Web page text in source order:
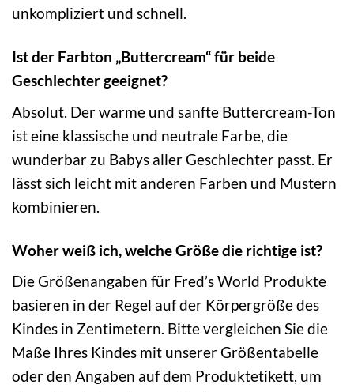
unkompliziert und schnell.
Ist der Farbton „Buttercream“ für beide
Geschlechter geeignet?
Absolut. Der warme und sanfte Buttercream-Ton
ist eine klassische und neutrale Farbe, die
wunderbar zu Babys aller Geschlechter passt. Er
lässt sich leicht mit anderen Farben und Mustern
kombinieren.
Woher weiß ich, welche Größe die richtige ist?
Die Größenangaben für Fred’s World Produkte
basieren in der Regel auf der Körpergröße des
Kindes in Zentimetern. Bitte vergleichen Sie die
Maße Ihres Kindes mit unserer Größentabelle
oder den Angaben auf dem Produktetikett, um